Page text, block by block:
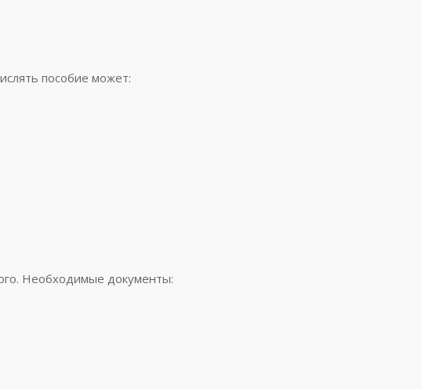
пособие может:
Необходимые документы: